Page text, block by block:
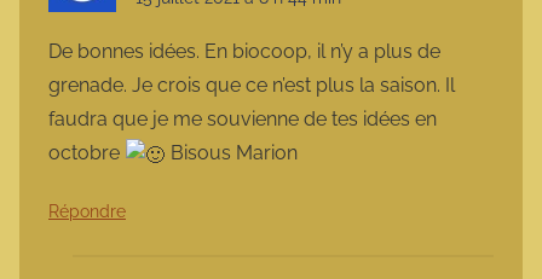
De bonnes idées. En biocoop, il n’y a plus de
grenade. Je crois que ce n’est plus la saison. Il
faudra que je me souvienne de tes idées en
octobre
Bisous Marion
Répondre